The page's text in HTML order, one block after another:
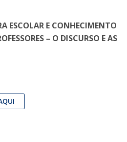
ESCOLAR E CONHECIMENTO
– O DISCURSO E AS